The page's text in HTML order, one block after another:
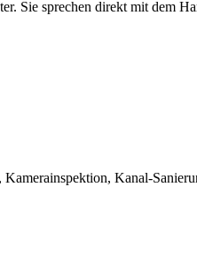
Sie sprechen direkt mit dem
Kanal-